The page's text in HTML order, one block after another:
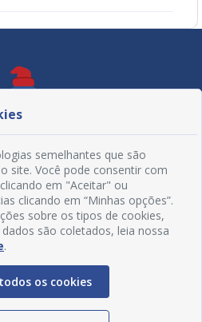
semelhantes que são
site. Você pode consentir com
em "Aceitar" ou
clicando em “Minhas opções”.
sobre os tipos de cookies,
são coletados, leia nossa
.
os cookies